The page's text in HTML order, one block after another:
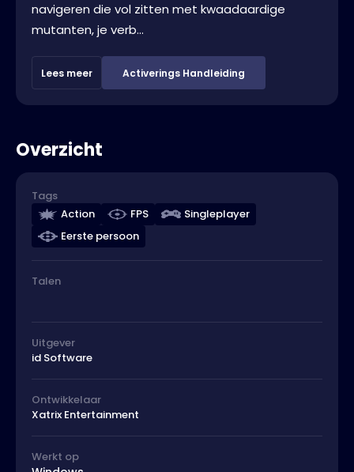
navigeren die vol zitten met kwaadaardige
mutanten, je verb...
Lees meer Activerings Handleiding
Overzicht
Tags
Action
FPS
Singleplayer
Eerste persoon
Talen
Uitgever
id Software
Ontwikkelaar
Xatrix Entertainment
Werkt op